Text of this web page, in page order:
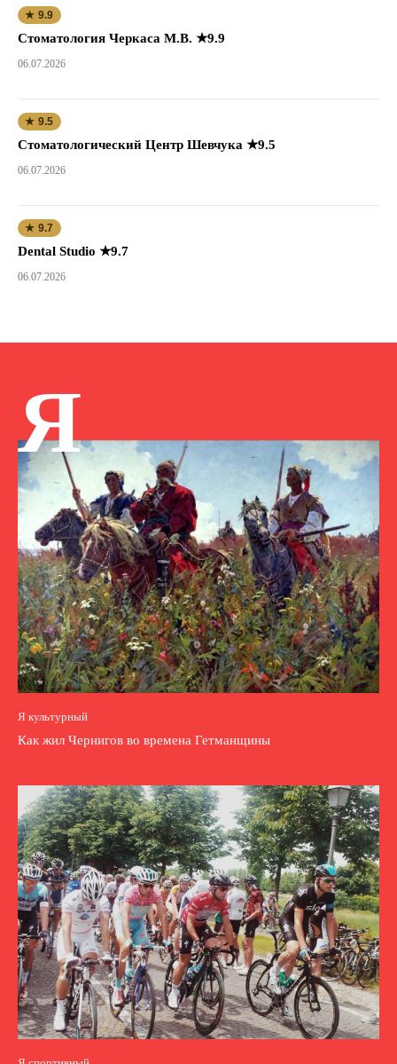
★ 9.9
Стоматология Черкаса М.В. ★9.9
06.07.2026
★ 9.5
Стоматологический Центр Шевчука ★9.5
06.07.2026
★ 9.7
Dental Studio ★9.7
06.07.2026
Я
Я культурный
Как жил Чернигов во времена Гетманщины